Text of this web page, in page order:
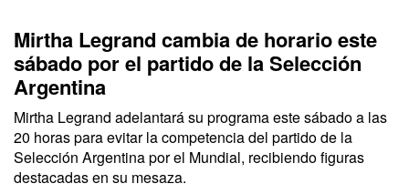
Mirtha Legrand cambia de horario este
sábado por el partido de la Selección
Argentina
Mirtha Legrand adelantará su programa este sábado a las
20 horas para evitar la competencia del partido de la
Selección Argentina por el Mundial, recibiendo figuras
destacadas en su mesaza.